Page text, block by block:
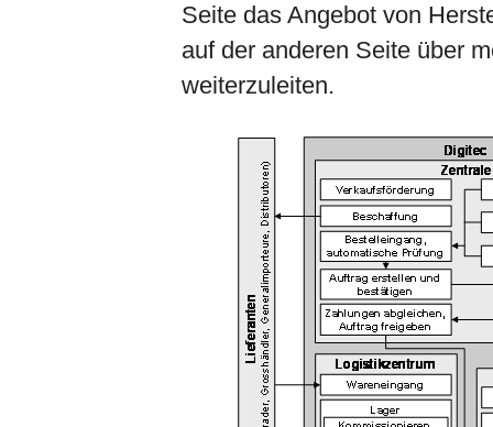
Seite das Angebot von
auf der anderen Seite über
weiterzuleiten.